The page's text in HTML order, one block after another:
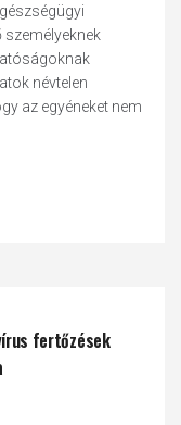
személyeknek
névtelen
az egyéneket nem
fertőzések